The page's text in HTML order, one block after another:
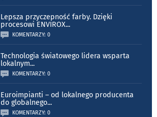
Lepsza przyczepność farby. Dzięki
procesowi ENVIROX...
KOMENTARZY: 0
Technologia światowego lidera wsparta
lokalnym...
KOMENTARZY: 0
Euroimpianti – od lokalnego producenta
do globalnego...
KOMENTARZY: 0